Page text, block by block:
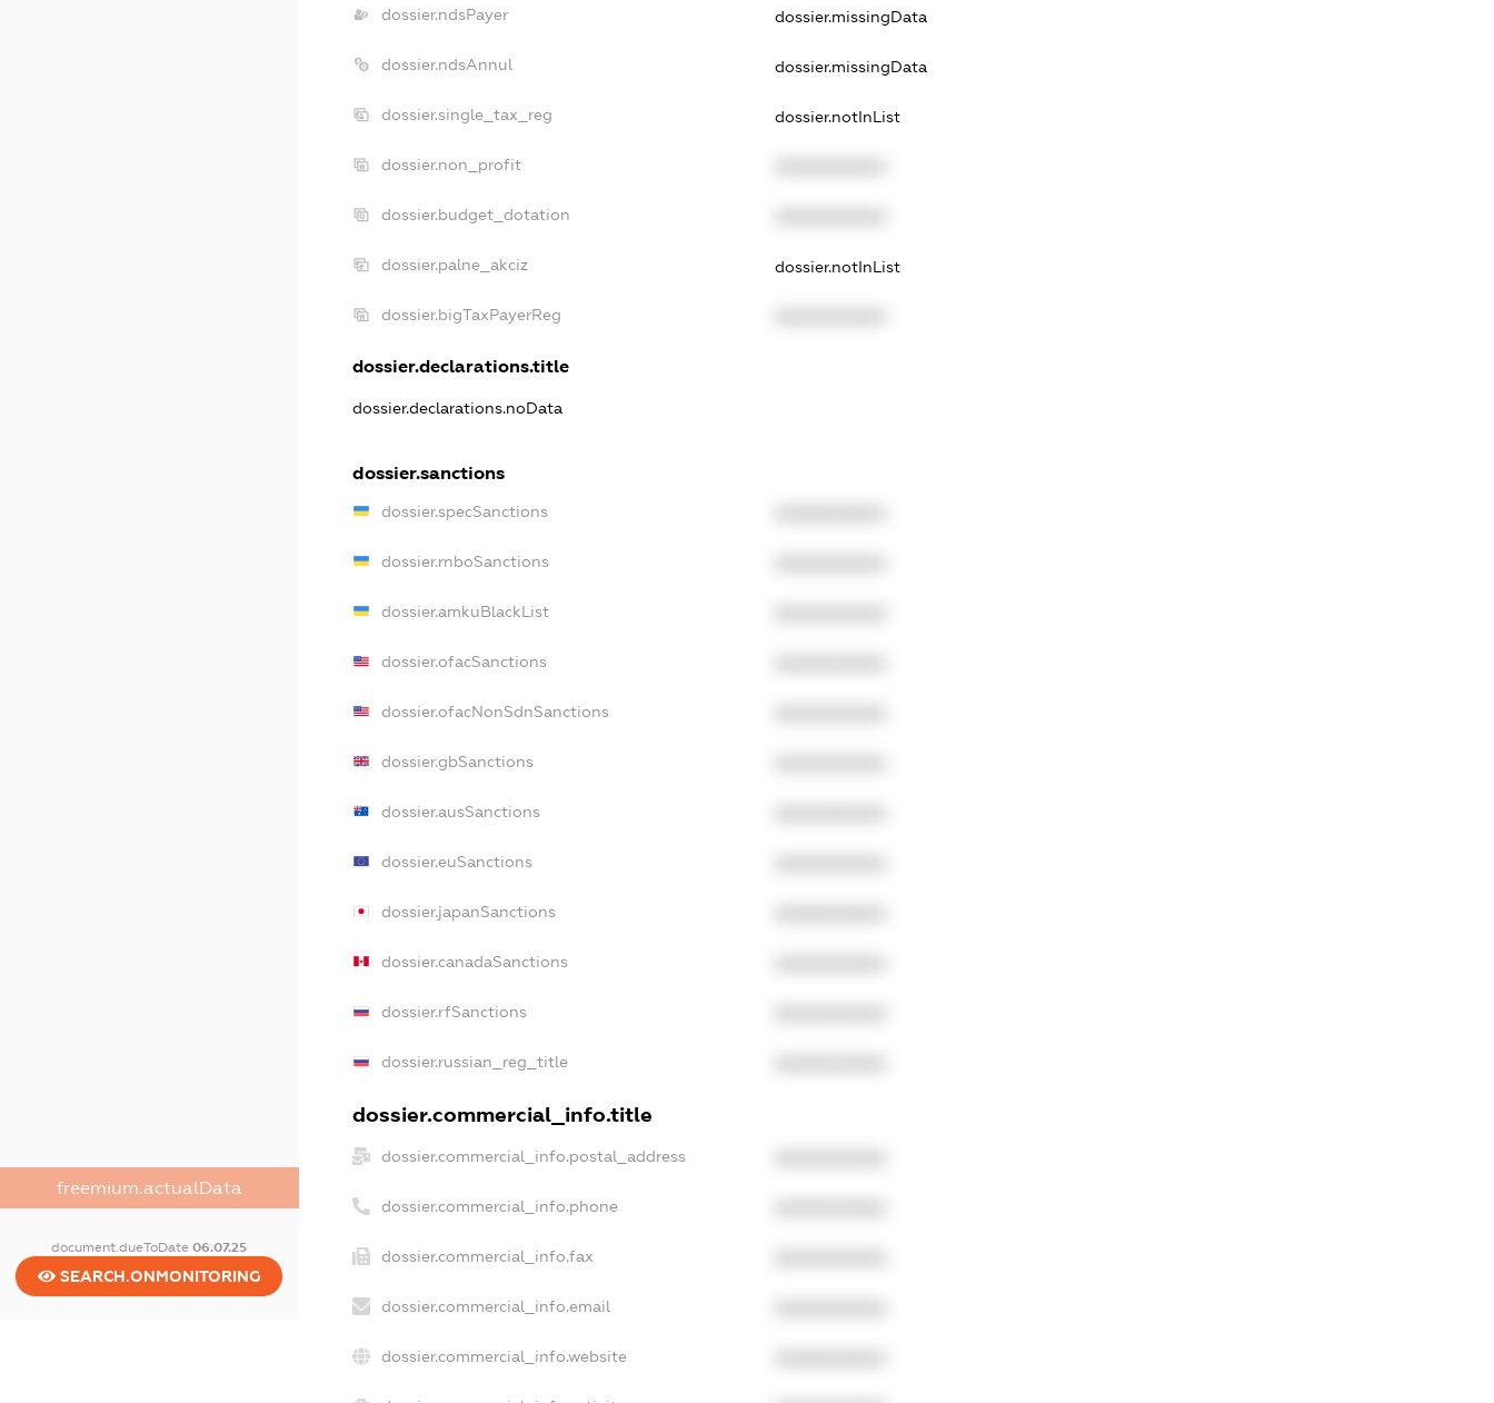
freemium.actualData
document.dueToDate06.07.25
SEARCH.ONMONITORING
dossier.ndsPayer dossier.missingData
dossier.ndsAnnul dossier.missingData
dossier.single_tax_reg dossier.notInList
dossier.non_profit
dossier.budget_dotation
dossier.palne_akciz dossier.notInList
dossier.bigTaxPayerReg
dossier.declarations.title
dossier.declarations.noData
dossier.sanctions
dossier.specSanctions
dossier.rnboSanctions
dossier.amkuBlackList
dossier.ofacSanctions
dossier.ofacNonSdnSanctions
dossier.gbSanctions
dossier.ausSanctions
dossier.euSanctions
dossier.japanSanctions
dossier.canadaSanctions
dossier.rfSanctions
dossier.russian_reg_title
dossier.commercial_info.title
dossier.commercial_info.postal_address
dossier.commercial_info.phone
dossier.commercial_info.fax
dossier.commercial_info.email
dossier.commercial_info.website